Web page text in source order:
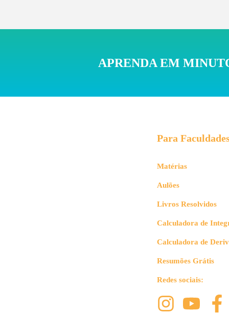
A
APRENDA EM
Para
Matérias
Aulões
Livros Resolvidos
Calculadora de
Calculadora de
Resumões Grátis
Redes sociais: